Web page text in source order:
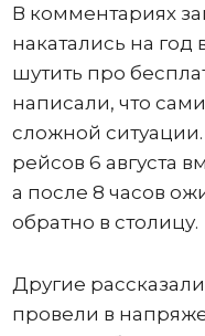
В комментариях
накатались на год
шутить про
написали, что
сложной
рейсов 6 августа
а после 8 часов
обратно в столицу.
Другие
провели в